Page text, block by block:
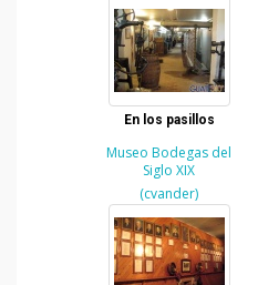
En los pasillos
Museo Bodegas del
Siglo XIX
(cvander)